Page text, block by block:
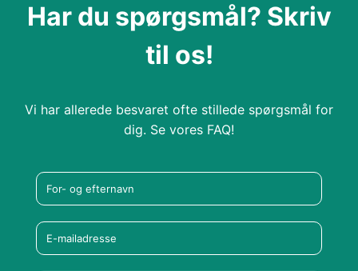
Har du spørgsmål? Skriv
til os!
Vi har allerede besvaret ofte stillede spørgsmål for
dig. Se vores FAQ!